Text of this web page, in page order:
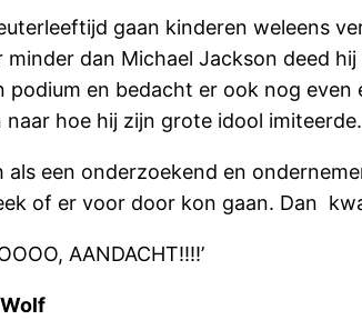
gaan kinderen weleens
minder dan Michael Jackson deed
podium en bedacht er ook nog
hoe hij zijn grote idool imiteerde.
als een onderzoekend en
of er voor door kon gaan. Dan
AANDACHT!!!!’